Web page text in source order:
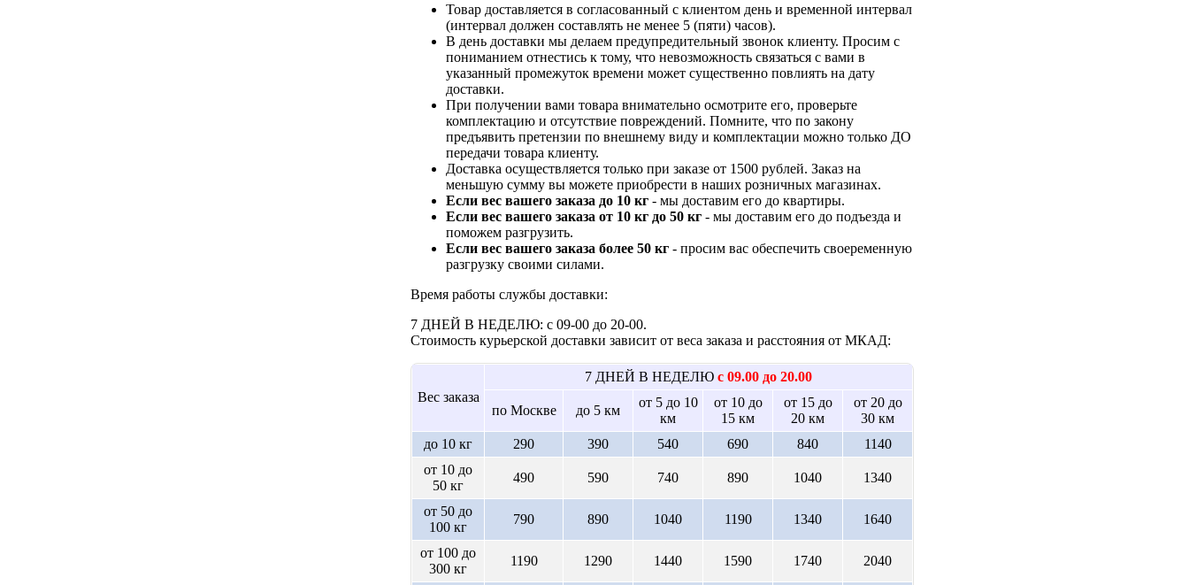
Товар доставляется в согласованный с клиентом день и временной интервал
(интервал должен составлять не менее 5 (пяти) часов).
В день доставки мы делаем предупредительный звонок клиенту. Просим с
пониманием отнестись к тому, что невозможность связаться с вами в
указанный промежуток времени может существенно повлиять на дату
доставки.
При получении вами товара внимательно осмотрите его, проверьте
комплектацию и отсутствие повреждений. Помните, что по закону
предъявить претензии по внешнему виду и комплектации можно только ДО
передачи товара клиенту.
Доставка осуществляется только при заказе от 1500 рублей. Заказ на
меньшую сумму вы можете приобрести в наших розничных магазинах.
Если вес вашего заказа до 10 кг - мы доставим его до квартиры.
Если вес вашего заказа от 10 кг до 50 кг - мы доставим его до подъезда и
поможем разгрузить.
Если вес вашего заказа более 50 кг - просим вас обеспечить своеременную
разгрузку своими силами.
Время работы службы доставки:
7 ДНЕЙ В НЕДЕЛЮ: с 09-00 до 20-00.
Стоимость курьерской доставки зависит от веса заказа и расстояния от МКАД:
Вес заказа
7 ДНЕЙ В НЕДЕЛЮ с 09.00 до 20.00
по Москве до 5 км
от 5 до 10
км
от 10 до
15 км
от 15 до
20 км
от 20 до
30 км
до 10 кг
290 390 540 690 840
1140
от 10 до
50 кг
490 590 740 890 1040 1340
от 50 до
100 кг
790 890 1040 1190 1340 1640
от 100 до
300 кг
1190 1290 1440 1590 1740 2040